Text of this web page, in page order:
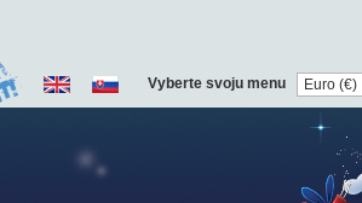
Vyberte svoju menu